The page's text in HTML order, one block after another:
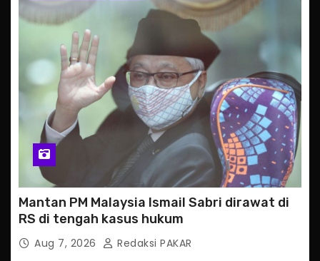
Mantan PM Malaysia Ismail Sabri dirawat di
RS di tengah kasus hukum
Aug 7, 2026 Redaksi PAKAR